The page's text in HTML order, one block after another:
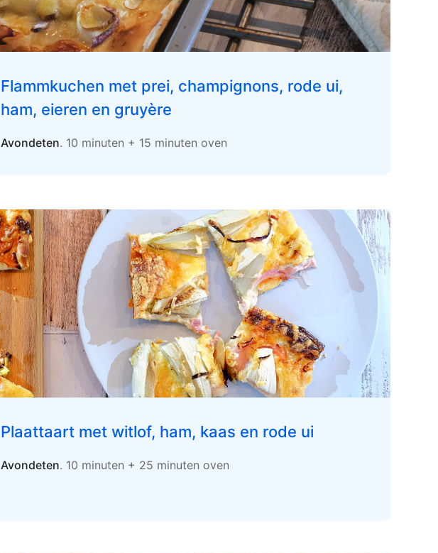
Flammkuchen met prei, champignons, rode ui,
ham, eieren en gruyère
Avondeten. 10 minuten + 15 minuten oven
Plaattaart met witlof, ham, kaas en rode ui
Avondeten. 10 minuten + 25 minuten oven